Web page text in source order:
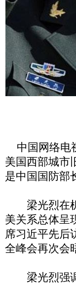
中国网络电
美国西部城市
是中国国防部
梁光烈在机
美关系总体呈
席习近平先后
全峰会再次会
梁光烈强调